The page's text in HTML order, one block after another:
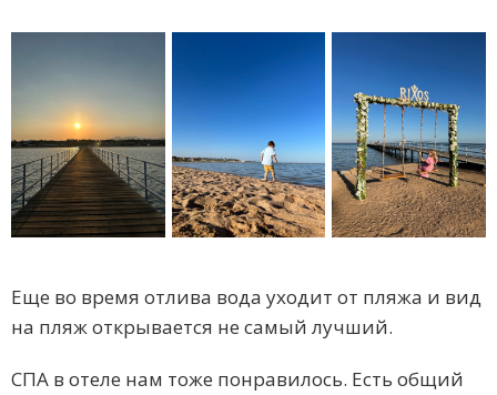
Еще во время отлива вода уходит от пляжа и вид
на пляж открывается не самый лучший.
СПА в отеле нам тоже понравилось. Есть общий